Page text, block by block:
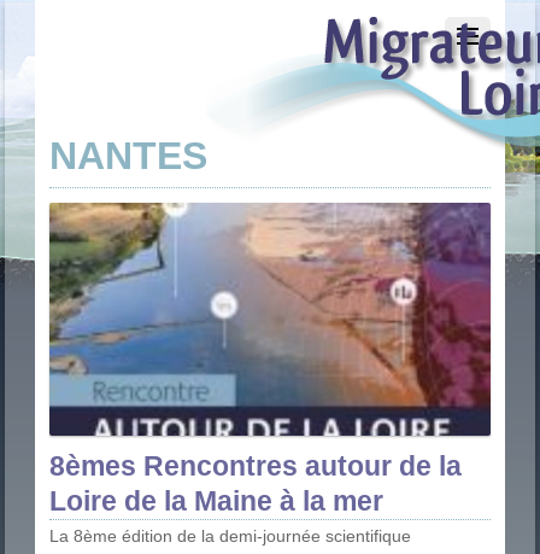
NANTES
8èmes Rencontres autour de la
Loire de la Maine à la mer
La 8ème édition de la demi-journée scientifique